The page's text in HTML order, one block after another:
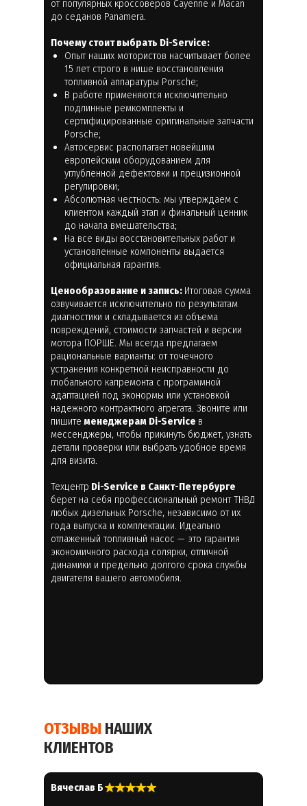
от популярных кроссоверов Cayenne и Macan
до седанов Panamera.
Почему стоит выбрать Di-Service:
Опыт наших мотористов насчитывает более
15 лет строго в нише восстановления
топливной аппаратуры Porsche;
В работе применяются исключительно
подлинные ремкомплекты и
сертифицированные оригинальные запчасти
Porsche;
Автосервис располагает новейшим
европейским оборудованием для
углубленной дефектовки и прецизионной
регулировки;
Абсолютная честность: мы утверждаем с
клиентом каждый этап и финальный ценник
до начала вмешательства;
На все виды восстановительных работ и
установленные компоненты выдается
официальная гарантия.
Ценообразование и запись: Итоговая сумма
озвучивается исключительно по результатам
диагностики и складывается из объема
повреждений, стоимости запчастей и версии
мотора ПОРШЕ. Мы всегда предлагаем
рациональные варианты: от точечного
устранения конкретной неисправности до
глобального капремонта с программной
адаптацией под эконормы или установкой
надежного контрактного агрегата. Звоните или
пишите менеджерам Di-Service в
мессенджеры, чтобы прикинуть бюджет, узнать
детали проверки или выбрать удобное время
для визита.
Техцентр Di-Service в Санкт-Петербурге
берет на себя профессиональный ремонт ТНВД
любых дизельных Porsche, независимо от их
года выпуска и комплектации. Идеально
отлаженный топливный насос — это гарантия
экономичного расхода солярки, отличной
динамики и предельно долгого срока службы
двигателя вашего автомобиля.
Вячеслав Б
ОТЗЫВЫ НАШИХ
КЛИЕНТОВ